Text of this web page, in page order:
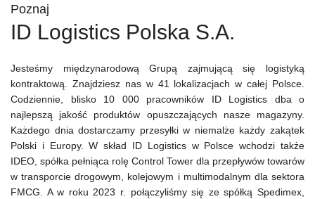
Poznaj
ID Logistics Polska S.A.
Jesteśmy międzynarodową Grupą zajmującą się logistyką
kontraktową. Znajdziesz nas w 41 lokalizacjach w całej Polsce.
Codziennie, blisko 10 000 pracowników ID Logistics dba o
najlepszą jakość produktów opuszczających nasze magazyny.
Każdego dnia dostarczamy przesyłki w niemalże każdy zakątek
Polski i Europy. W skład ID Logistics w Polsce wchodzi także
IDEO, spółka pełniąca rolę Control Tower dla przepływów towarów
w transporcie drogowym, kolejowym i multimodalnym dla sektora
FMCG. A w roku 2023 r. połączyliśmy się ze spółką Spedimex,